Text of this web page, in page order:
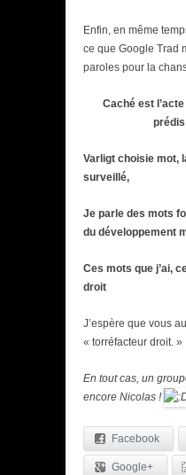
Enfin, en même
ce que Google Trad
paroles pour la
Caché est l’acte
prédis
Varligt choisie mot,
surveillé,
Je parle des mots
du développement
Ces mots que j’ai,
droit
J’espère que vous
« torréfacteur droit. »
En tout cas, un
encore Nicolas !
Facebook
Google+